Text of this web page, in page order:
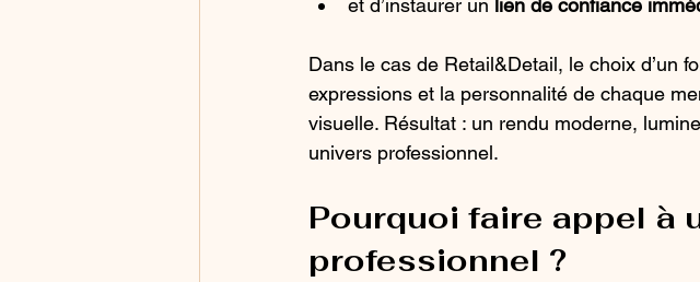
et d’instaurer un lien de confiance
Dans le cas de Retail&Detail, le choix d’un
expressions et la personnalité de chaque
visuelle. Résultat : un rendu moderne,
univers professionnel.
Pourquoi faire appel à
professionnel ?